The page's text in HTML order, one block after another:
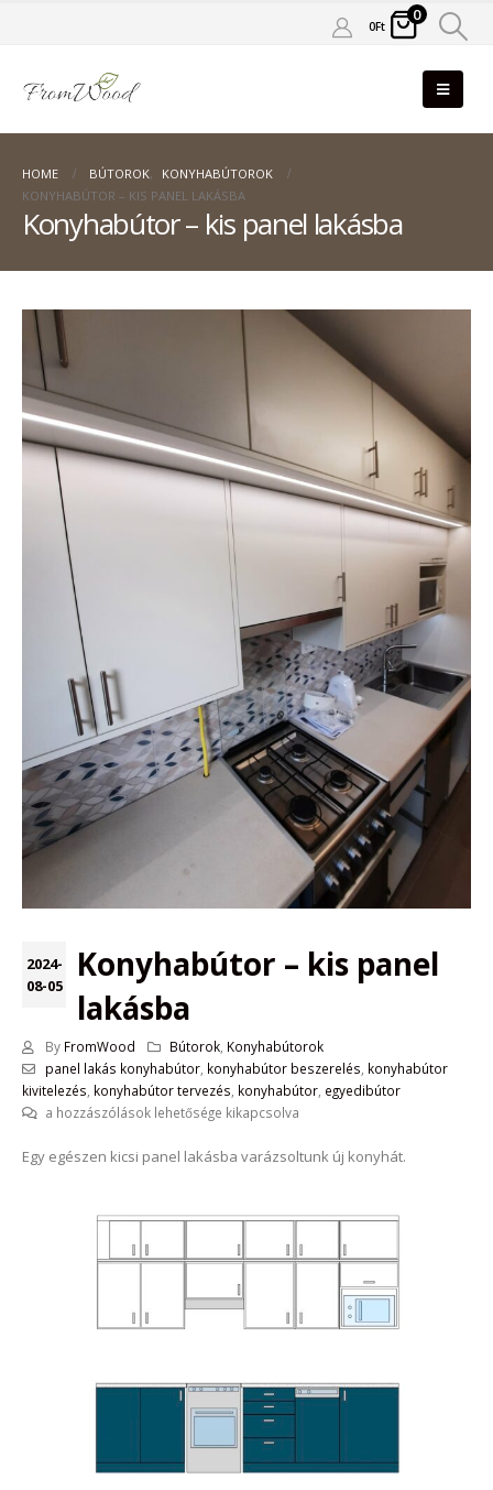
0Ft
0
HOME BÚTOROK,
KONYHABÚTOROK
KONYHABÚTOR – KIS PANEL LAKÁSBA
Konyhabútor – kis panel lakásba
2024-
08-05
Konyhabútor – kis panel
lakásba
By FromWood Bútorok Konyhabútorok
panel lakás konyhabútor, konyhabútor beszerelés konyhabútor
kivitelezés konyhabútor tervezés konyhabútor egyedibútor
Konyhabútor
kis
bejegyzéshez
a hozzászólások lehetősége kikapcsolva
Egy egészen kicsi panel lakásba varázsoltunk új konyhát.